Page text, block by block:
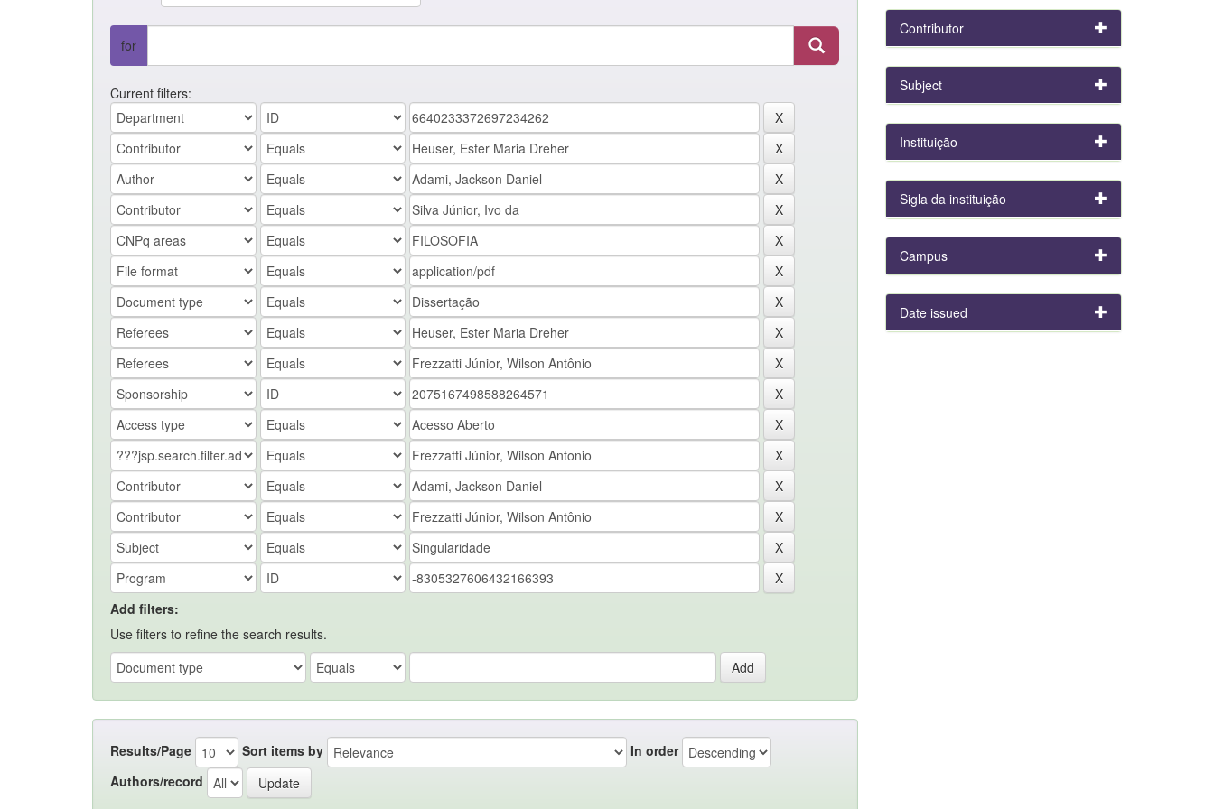
for
Current filters:
Add filters:
Use filters to refine the search results.
Results/Page Sort items by
In order
Authors/record
Contributor
Subject
Instituição
Sigla da instituição
Campus
Date issued